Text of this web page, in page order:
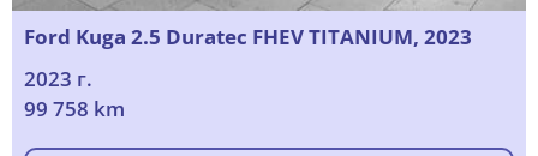
Ford Kuga 2.5 Duratec FHEV TITANIUM, 2023
2023 г.
99 758 km